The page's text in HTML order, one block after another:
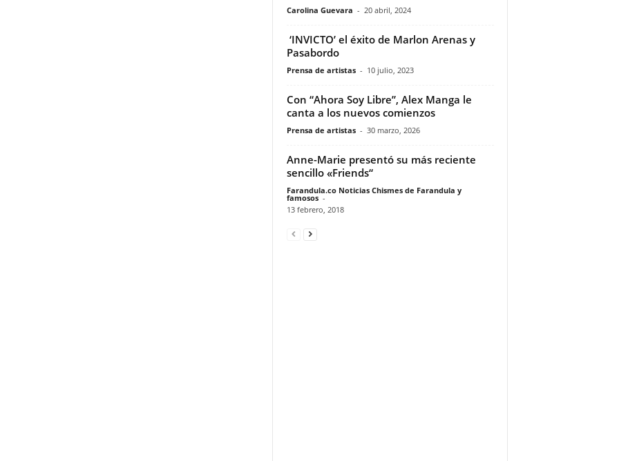
Carolina Guevara - 20 abril, 2024
‘INVICTO’ el éxito de Marlon Arenas y
Pasabordo
Prensa de artistas - 10 julio, 2023
Con “Ahora Soy Libre”, Alex Manga le
canta a los nuevos comienzos
Prensa de artistas - 30 marzo, 2026
Anne-Marie presentó su más reciente
sencillo «Friends“
Farandula.co Noticias Chismes de Farandula y
famosos -
13 febrero, 2018